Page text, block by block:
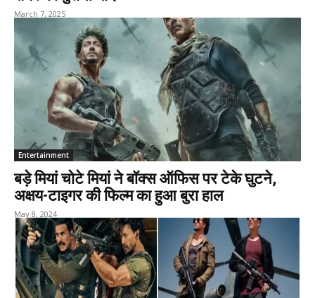
March 7, 2025
Entertainment
बड़े मियां चोटे मियां ने बॉक्स ऑफिस पर टेके घुटने,
अक्षय-टाइगर की फिल्म का हुआ बुरा हाल
May 8, 2024